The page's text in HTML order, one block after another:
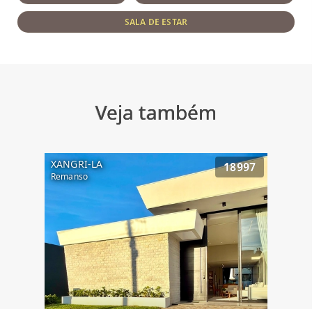
SALA DE ESTAR
Veja também
XANGRI-LA
Remanso
18997